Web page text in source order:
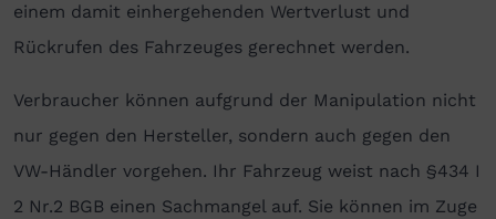
einem damit einhergehenden Wertverlust und
Rückrufen des Fahrzeuges gerechnet werden.
Verbraucher können aufgrund der Manipulation nicht
nur gegen den Hersteller, sondern auch gegen den
VW-Händler vorgehen. Ihr Fahrzeug weist nach §434 I
2 Nr.2 BGB einen Sachmangel auf. Sie können im Zuge